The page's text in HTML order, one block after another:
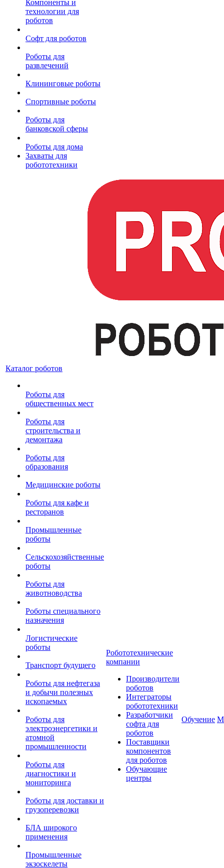
Компоненты и
технологии для
роботов
Софт для роботов
Роботы для
развлечений
Клининговые роботы
Спортивные роботы
Роботы для
банковской сферы
Роботы для дома
Захваты для
робототехники
Каталог роботов
Роботы для
общественных мест
Роботы для
строительства и
демонтажа
Роботы для
образования
Медицинские роботы
Роботы для кафе и
ресторанов
Промышленные
роботы
Сельскохозяйственные
роботы
Роботы для
животноводства
Роботы специального
назначения
Логистические
роботы
Транспорт будущего
Роботы для нефтегаза
и добычи полезных
ископаемых
Роботы для
электроэнергетики и
атомной
промышленности
Роботы для
диагностики и
мониторинга
Роботы для доставки и
грузоперевозки
БЛА широкого
применения
Промышленные
экзоскелеты
Робототехнические
компании
Производители
роботов
Интеграторы
робототехники
Разработчики
софта для
роботов
Поставщики
компонентов
для роботов
Обучающие
центры
Обучение